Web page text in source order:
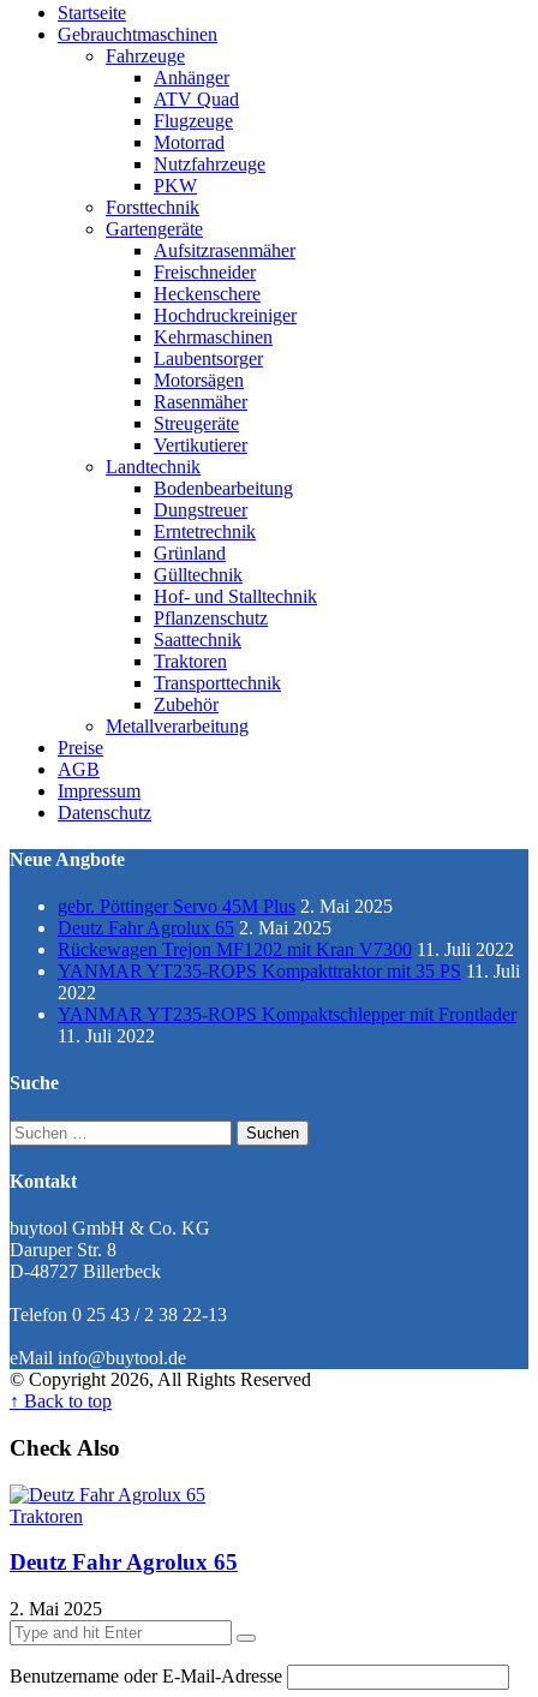
Startseite
Gebrauchtmaschinen
Fahrzeuge
Anhänger
ATV Quad
Flugzeuge
Motorrad
Nutzfahrzeuge
PKW
Forsttechnik
Gartengeräte
Aufsitzrasenmäher
Freischneider
Heckenschere
Hochdruckreiniger
Kehrmaschinen
Laubentsorger
Motorsägen
Rasenmäher
Streugeräte
Vertikutierer
Landtechnik
Bodenbearbeitung
Dungstreuer
Erntetrechnik
Grünland
Gülltechnik
Hof- und Stalltechnik
Pflanzenschutz
Saattechnik
Traktoren
Transporttechnik
Zubehör
Metallverarbeitung
Preise
AGB
Impressum
Datenschutz
Neue Angbote
gebr. Pöttinger Servo 45M Plus 2. Mai 2025
Deutz Fahr Agrolux 65 2. Mai 2025
Rückewagen Trejon MF1202 mit Kran V7300 11. Juli 2022
YANMAR YT235-ROPS Kompakttraktor mit 35 PS 11. Juli
2022
YANMAR YT235-ROPS Kompaktschlepper mit Frontlader
11. Juli 2022
Suche
Suchen
nach:
Kontakt
buytool GmbH & Co. KG
Daruper Str. 8
D-48727 Billerbeck
Telefon 0 25 43 / 2 38 22-13
eMail info@buytool.de
© Copyright 2026, All Rights Reserved
↑ Back to top
Check Also
Traktoren
Deutz Fahr Agrolux 65
2. Mai 2025
Benutzername oder E-Mail-Adresse